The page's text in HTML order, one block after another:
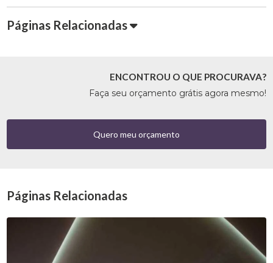
Páginas Relacionadas
ENCONTROU O QUE PROCURAVA?
Faça seu orçamento grátis agora mesmo!
Quero meu orçamento
Páginas Relacionadas